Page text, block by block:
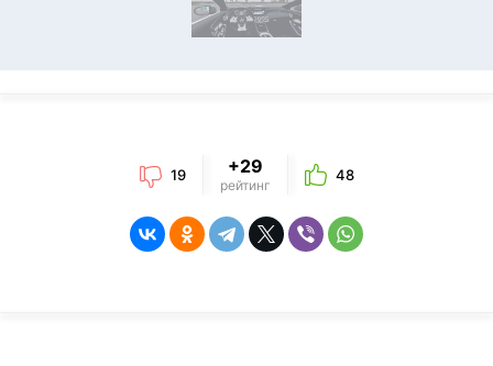
19 +29
рейтинг
48